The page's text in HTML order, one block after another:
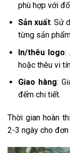
phù hợp với
Sản xuất: Sử
từng sản
In/thêu logo:
hoặc thêu vi
Giao hàng:
đếm chi tiết.
Thời gian hoàn
2-3 ngày cho đơn